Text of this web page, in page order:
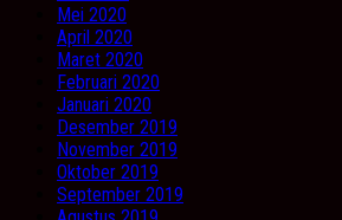
Mei 2020
April 2020
Maret 2020
Februari 2020
Januari 2020
Desember 2019
November 2019
Oktober 2019
September 2019